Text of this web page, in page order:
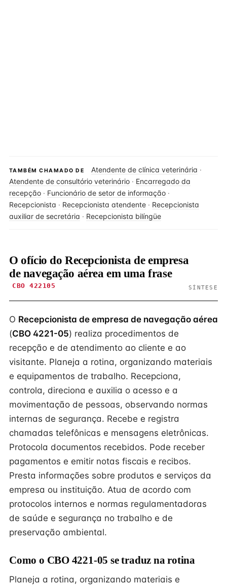
TAMBÉM CHAMADO DE Atendente de clínica veterinária ·
Atendente de consultório veterinário · Encarregado da
recepção · Funcionário de setor de informação ·
Recepcionista · Recepcionista atendente · Recepcionista
auxiliar de secretária · Recepcionista bilíngüe
O ofício do Recepcionista de empresa
de navegação aérea em uma frase
CBO 422105 SÍNTESE
O Recepcionista de empresa de navegação aérea
(CBO 4221-05) realiza procedimentos de
recepção e de atendimento ao cliente e ao
visitante. Planeja a rotina, organizando materiais
e equipamentos de trabalho. Recepciona,
controla, direciona e auxilia o acesso e a
movimentação de pessoas, observando normas
internas de segurança. Recebe e registra
chamadas telefônicas e mensagens eletrônicas.
Protocola documentos recebidos. Pode receber
pagamentos e emitir notas fiscais e recibos.
Presta informações sobre produtos e serviços da
empresa ou instituição. Atua de acordo com
protocolos internos e normas regulamentadoras
de saúde e segurança no trabalho e de
preservação ambiental.
Como o CBO 4221-05 se traduz na rotina
Planeja a rotina, organizando materiais e